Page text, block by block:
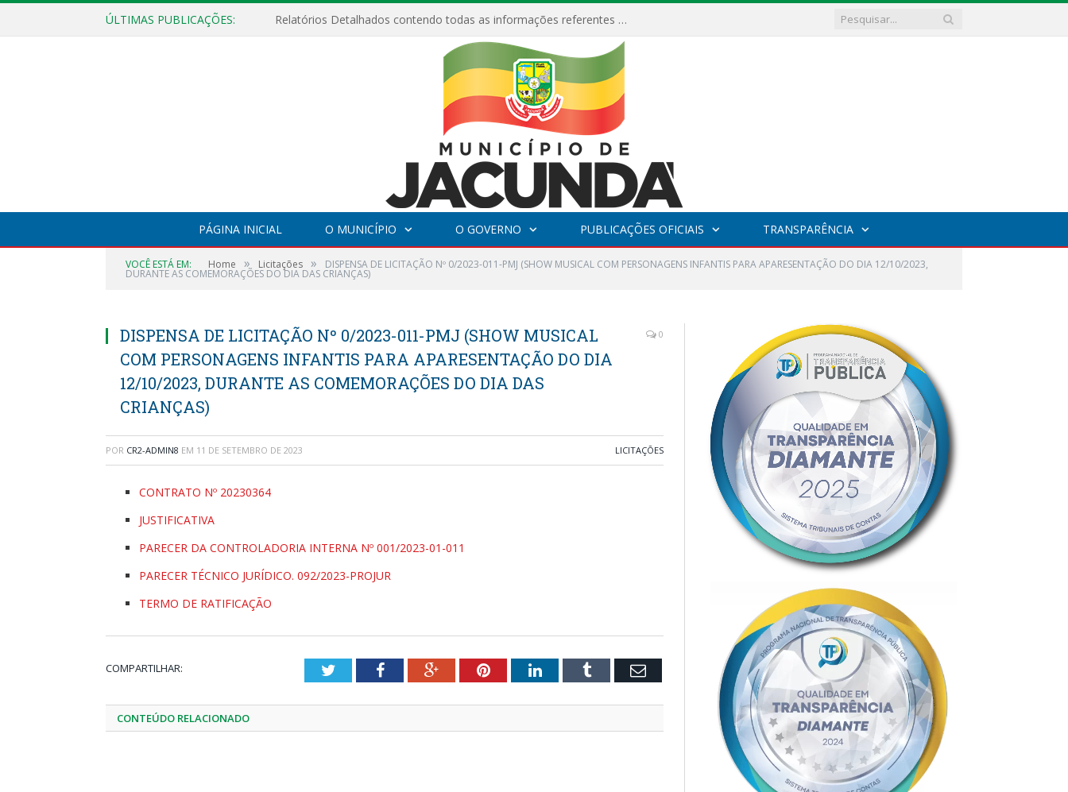
ÚLTIMAS PUBLICAÇÕES: Relatórios Detalhados contendo todas as informações referentes a execução de recursos destinados ao fomento de projetos culturais no Município de Jacundá entre os anos de 2022 ao presente ano de 2026.
PÁGINA INICIAL O MUNICÍPIO O GOVERNO PUBLICAÇÕES OFICIAIS TRANSPARÊNCIA
VOCÊ ESTÁ EM: Home » Licitações » DISPENSA DE LICITAÇÃO Nº 0/2023-011-PMJ (SHOW MUSICAL COM PERSONAGENS INFANTIS PARA APARESENTAÇÃO DO DIA 12/10/2023,
DURANTE AS COMEMORAÇÕES DO DIA DAS CRIANÇAS)
DISPENSA DE LICITAÇÃO Nº 0/2023-011-PMJ (SHOW MUSICAL
COM PERSONAGENS INFANTIS PARA APARESENTAÇÃO DO DIA
12/10/2023, DURANTE AS COMEMORAÇÕES DO DIA DAS
CRIANÇAS)
0
POR CR2-ADMIN8 EM 11 DE SETEMBRO DE 2023 LICITAÇÕES
CONTRATO Nº 20230364
JUSTIFICATIVA
PARECER DA CONTROLADORIA INTERNA Nº 001/2023-01-011
PARECER TÉCNICO JURÍDICO. 092/2023-PROJUR
TERMO DE RATIFICAÇÃO
COMPARTILHAR: TwitterFacebookGoogle+PinterestLinkedInTumblr Email
CONTEÚDO RELACIONADO